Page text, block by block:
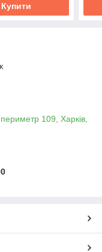
Купити
109, Харків,